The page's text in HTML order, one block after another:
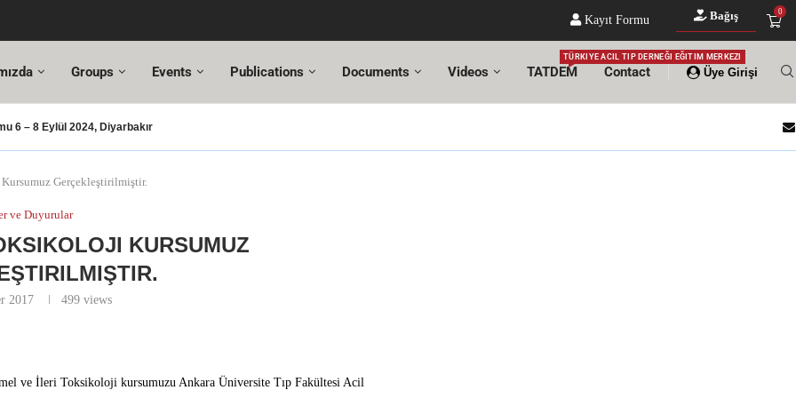
Kayıt Formu Bağış 0
Groups Events Publications Documents Videos TATDEM
TÜRKIYE ACIL TIP DERNEĞI EĞITIM MERKEZI
Contact Üye Girişi
6 – 8 Eylül 2024, Diyarbakır
Gerçekleştirilmiştir.
ve Duyurular
KURSUMUZ
2017 499 views
ve İleri Toksikoloji kursumuzu Ankara Üniversite Tıp Fakültesi Acil